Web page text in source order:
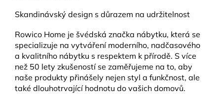
Skandinávský design s důrazem na udržitelnost
Rowico Home je švédská značka nábytku, která se
specializuje na vytváření moderního, nadčasového
a kvalitního nábytku s respektem k přírodě. S více
než 50 lety zkušeností se zaměřujeme na to, aby
naše produkty přinášely nejen styl a funkčnost, ale
také dlouhotrvající hodnotu do vašich domovů.